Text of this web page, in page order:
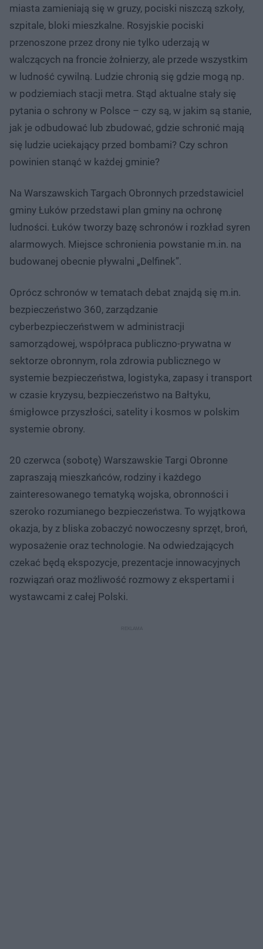
miasta zamieniają się w gruzy, pociski niszczą szkoły,
szpitale, bloki mieszkalne. Rosyjskie pociski
przenoszone przez drony nie tylko uderzają w
walczących na froncie żołnierzy, ale przede wszystkim
w ludność cywilną. Ludzie chronią się gdzie mogą np.
w podziemiach stacji metra. Stąd aktualne stały się
pytania o schrony w Polsce – czy są, w jakim są stanie,
jak je odbudować lub zbudować, gdzie schronić mają
się ludzie uciekający przed bombami? Czy schron
powinien stanąć w każdej gminie?
Na Warszawskich Targach Obronnych przedstawiciel
gminy Łuków przedstawi plan gminy na ochronę
ludności. Łuków tworzy bazę schronów i rozkład syren
alarmowych. Miejsce schronienia powstanie m.in. na
budowanej obecnie pływalni „Delfinek”.
Oprócz schronów w tematach debat znajdą się m.in.
bezpieczeństwo 360, zarządzanie
cyberbezpieczeństwem w administracji
samorządowej, współpraca publiczno-prywatna w
sektorze obronnym, rola zdrowia publicznego w
systemie bezpieczeństwa, logistyka, zapasy i transport
w czasie kryzysu, bezpieczeństwo na Bałtyku,
śmigłowce przyszłości, satelity i kosmos w polskim
systemie obrony.
20 czerwca (sobotę) Warszawskie Targi Obronne
zapraszają mieszkańców, rodziny i każdego
zainteresowanego tematyką wojska, obronności i
szeroko rozumianego bezpieczeństwa. To wyjątkowa
okazja, by z bliska zobaczyć nowoczesny sprzęt, broń,
wyposażenie oraz technologie. Na odwiedzających
czekać będą ekspozycje, prezentacje innowacyjnych
rozwiązań oraz możliwość rozmowy z ekspertami i
wystawcami z całej Polski.